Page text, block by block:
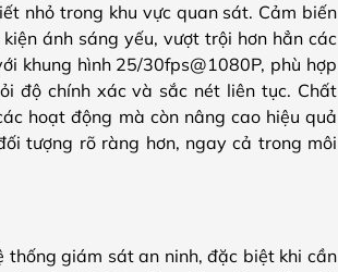
nhỏ trong khu vực quan sát. Cảm biến
ánh sáng yếu, vượt trội hơn hẳn các
khung hình 25/30fps@1080P, phù hợp
độ chính xác và sắc nét liên tục. Chất
hoạt động mà còn nâng cao hiệu quả
tượng rõ ràng hơn, ngay cả trong môi
giám sát an ninh, đặc biệt khi cần